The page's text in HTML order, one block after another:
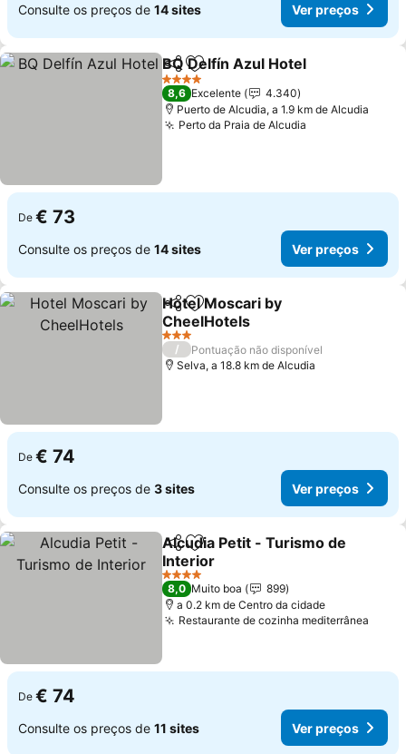
Consulte os preços de 14 sites Ver preços
PartilharAdicionar aos favoritos
BQ Delfín Azul Hotel
4 Estrelas
8,6 Excelente
4.340
Puerto de Alcudia, a 1.9 km de Alcudia
Perto da Praia de Alcudia
De € 73
Consulte os preços de 14 sites Ver preços
PartilharAdicionar aos favoritos
Hotel Moscari by
CheelHotels
Ver preços
3 Estrelas
/
Pontuação não disponível
Selva, a 18.8 km de Alcudia
De € 74
Consulte os preços de 3 sites Ver preços
PartilharAdicionar aos favoritos
Alcudia Petit - Turismo de
Interior
Ver preços
4 Estrelas
8,0 Muito boa
899
a 0.2 km de Centro da cidade
Restaurante de cozinha mediterrânea
De € 74
Consulte os preços de 11 sites Ver preços